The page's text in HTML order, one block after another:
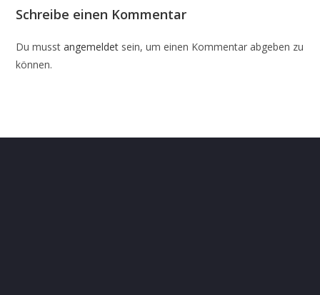
Schreibe einen Kommentar
Du musstangemeldet sein, um einen Kommentar abgeben zu
können.